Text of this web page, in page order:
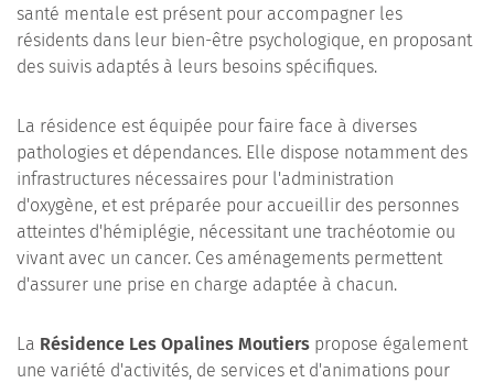
santé mentale est présent pour accompagner les
résidents dans leur bien-être psychologique, en proposant
des suivis adaptés à leurs besoins spécifiques.
La résidence est équipée pour faire face à diverses
pathologies et dépendances. Elle dispose notamment des
infrastructures nécessaires pour l'administration
d'oxygène, et est préparée pour accueillir des personnes
atteintes d'hémiplégie, nécessitant une trachéotomie ou
vivant avec un cancer. Ces aménagements permettent
d'assurer une prise en charge adaptée à chacun.
La Résidence Les Opalines Moutiers propose également
une variété d'activités, de services et d'animations pour